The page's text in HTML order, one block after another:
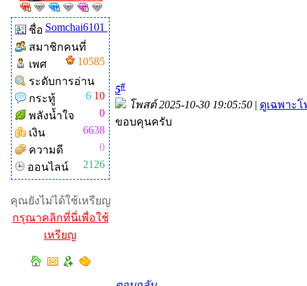
ชื่อ Somchai6101
สมาชิกคนที่
10585
เพศ
ระดับการอ่าน
10
กระทู้
6
พลังน้ำใจ
0
เงิน
6638
ความดี
0
ออนไลน์
2126
คุณยังไม่ได้ใช้เหรียญ
กรุณาคลิกที่นี่เพื่อใช้
เหรียญ
5#
โพสต์ 2025-10-30 19:05:50 | ดูเฉพาะ
ขอบคุนครับ